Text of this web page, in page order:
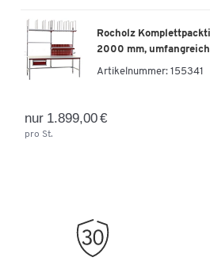
Rocholz
2000 mm,
Artikelnummer: 155341
nur 1.899,00 €
pro St.